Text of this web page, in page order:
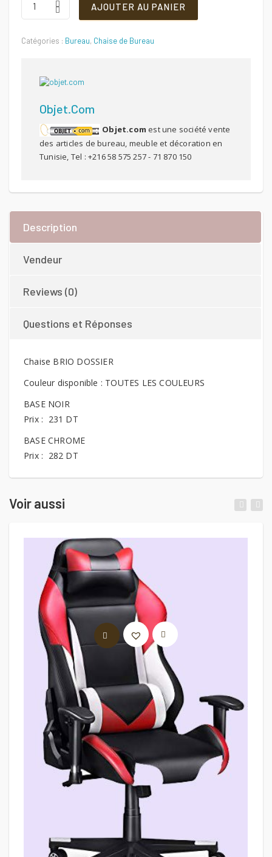
était :est :
BRIO
DOSSIER
AJOUTER AU PANIER
Catégories : Bureau, Chaise de Bureau
Objet.com
Objet.com est une société vente
des articles de bureau, meuble et décoration en
Tunisie, Tel : +216 58 575 257 - 71 870 150
Description
Vendeur
Reviews (0)
Questions et Réponses
Chaise BRIO DOSSIER
Couleur disponible : TOUTES LES COULEURS
BASE NOIR
Prix : 231 DT
BASE CHROME
Prix : 282 DT
Voir aussi
LIRE LA SUITE